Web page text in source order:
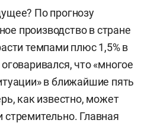
По прогнозу
производство в стране
темпами плюс 1,5% в
что «многое
в ближайшие пять
как известно, может
стремительно. Главная